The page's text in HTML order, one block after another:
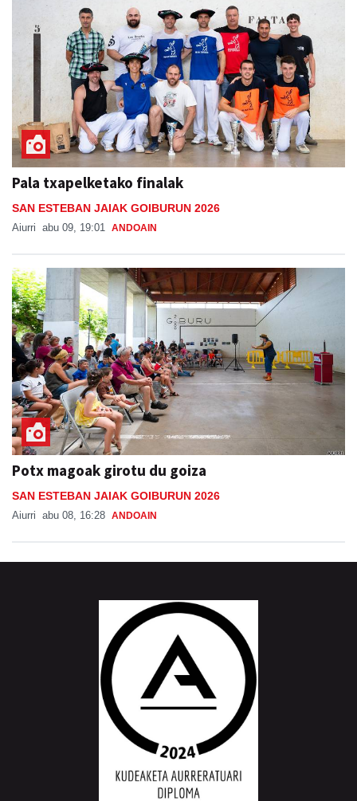
Pala txapelketako finalak
SAN ESTEBAN JAIAK GOIBURUN 2026
Aiurri abu 09, 19:01 ANDOAIN
Potx magoak girotu du goiza
SAN ESTEBAN JAIAK GOIBURUN 2026
Aiurri abu 08, 16:28 ANDOAIN